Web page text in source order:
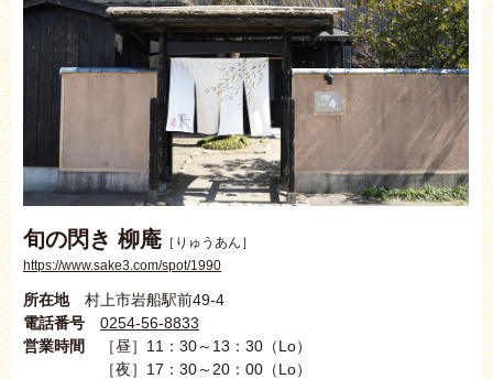
旬の閃き 柳庵 ［りゅうあん］
https://www.sake3.com/spot/1990
所在地村上市岩船駅前49-4
電話番号
0254-56-8833
営業時間
［昼］11：30～13：30（Lo）
［夜］17：30～20：00（Lo）